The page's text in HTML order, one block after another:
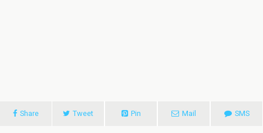
Share Tweet Pin Mail SMS